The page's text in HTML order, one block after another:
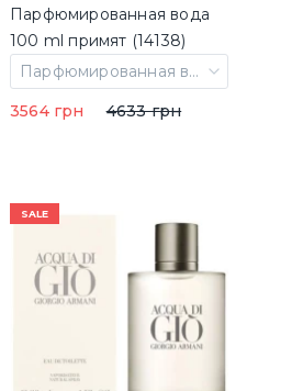
Парфюмированная вода
100 ml примят (14138)
Парфюмированная вода 100 ml примят
3564 грн
4633 грн
SALE